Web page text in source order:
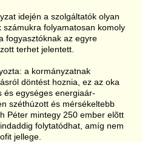
idején a szolgáltatók olyan
folyamatosan komoly
fogyasztóknak az egyre
terhet jelentett.
a kormányzatnak
döntést hoznia, ez az oka
és egységes energiaár-
széthúzott és mérsékeltebb
Péter mintegy 250 ember elõtt
folytatódhat, amíg nem
jellege.